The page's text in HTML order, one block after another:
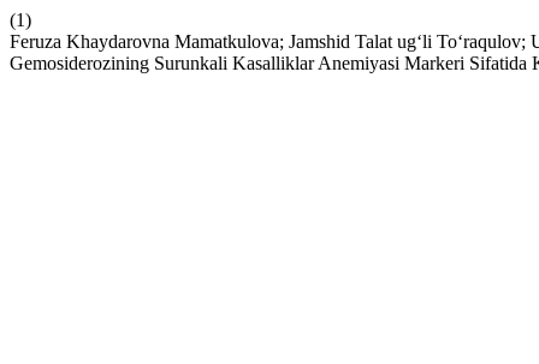
(1)
Feruza Khaydarovna Mamatkulova; Jamshid Talat ug‘li
Gemosiderozining Surunkali Kasalliklar Anemiyasi Markeri Sifatida